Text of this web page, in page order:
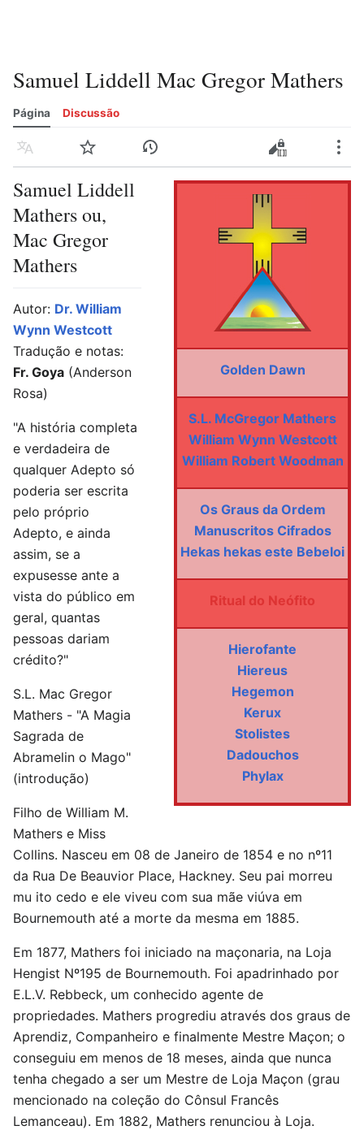
Samuel Liddell Mac Gregor Mathers
Página Discussão
Idioma Vigiar Histórico Editar código-fonte
Golden Dawn
S.L. McGregor Mathers
William Wynn Westcott
William Robert Woodman
Os Graus da Ordem
Manuscritos Cifrados
Hekas hekas este Bebeloi
Ritual do Neófito
Hierofante
Hiereus
Hegemon
Kerux
Stolistes
Dadouchos
Phylax
Samuel Liddell
Mathers ou,
Mac Gregor
Mathers
Autor: Dr. William
Wynn Westcott
Tradução e notas:
Fr. Goya (Anderson
Rosa)
"A história completa
e verdadeira de
qualquer Adepto só
poderia ser escrita
pelo próprio
Adepto, e ainda
assim, se a
expusesse ante a
vista do público em
geral, quantas
pessoas dariam
crédito?"
S.L. Mac Gregor
Mathers - "A Magia
Sagrada de
Abramelin o Mago"
(introdução)
Filho de William M.
Mathers e Miss
Collins. Nasceu em 08 de Janeiro de 1854 e no nº11
da Rua De Beauvior Place, Hackney. Seu pai morreu
mu ito cedo e ele viveu com sua mãe viúva em
Bournemouth até a morte da mesma em 1885.
Em 1877, Mathers foi iniciado na maçonaria, na Loja
Hengist Nº195 de Bournemouth. Foi apadrinhado por
E.L.V. Rebbeck, um conhecido agente de
propriedades. Mathers progrediu através dos graus de
Aprendiz, Companheiro e finalmente Mestre Maçon; o
conseguiu em menos de 18 meses, ainda que nunca
tenha chegado a ser um Mestre de Loja Maçon (grau
mencionado na coleção do Cônsul Francês
Lemanceau). Em 1882, Mathers renunciou à Loja.